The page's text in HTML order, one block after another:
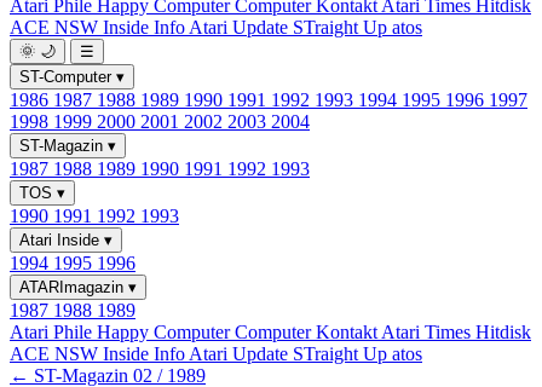
Atari Phile Happy ComputerComputer Kontakt Atari Times Hitdisk
ACE NSW Inside Info Atari Update STraight Up atos
🌞 🌙
☰
ST-Computer ▾
1986 1987 1988 1989 1990 1991 1992 1993 1994 1995 1996 1997
1998 1999 2000 2001 2002 2003 2004
ST-Magazin ▾
1987 1988 1989 1990 1991 1992 1993
TOS ▾
1990 1991 1992 1993
Atari Inside ▾
1994 1995 1996
ATARImagazin ▾
1987 1988 1989
Atari Phile Happy ComputerComputer Kontakt Atari Times Hitdisk
ACE NSW Inside Info Atari Update STraight Up atos
← ST-Magazin 02 / 1989